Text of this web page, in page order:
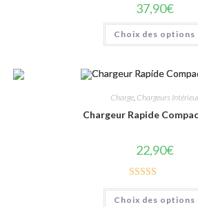
37,90€
Choix des options
Charge, Chargeurs
Chargeur Rapide
22,90€
sur 5
Choix des options